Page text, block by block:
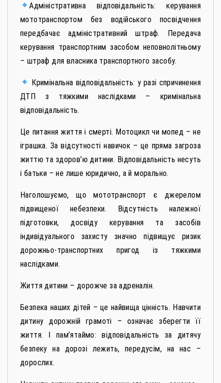
Адміністративна відповідальність: керування
мототранспортом без водійського посвідчення
передбачає адміністративний штраф. Передача
керування транспортним засобом неповнолітньому
– штраф для власника транспортного засобу.
Кримінальна відповідальність: у разі спричинення
ДТП з тяжкими наслідками – кримінальна
відповідальність.
Це питання життя і смерті. Мотоцикл чи мопед – не
іграшка. За відсутності навичок – це пряма загроза
життю та здоров’ю дитини. Відповідальність несуть
і батьки – не лише юридично, а й морально.
Наголошуємо, що мототранспорт є джерелом
підвищеної небезпеки. Відсутність належної
підготовки, досвіду керування та засобів
індивідуального захисту значно підвищує ризик
дорожньо-транспортних пригод із тяжкими
наслідками.
Життя дитини – дорожче за адреналін.
Безпека наших дітей – це найвища цінність. Навчити
дитину дорожній грамоті – означає зберегти її
життя. І пам’ятаймо: відповідальність за дитячу
безпеку на дорозі лежить, передусім, на нас –
дорослих.